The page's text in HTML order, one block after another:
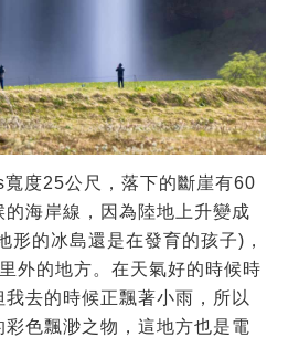
度25公尺，落下的斷崖有60
海岸線，因為陸地上升變成
形的冰島還是在發育的孩子)，
外的地方。在天氣好的時候時
去的時候正飄著小雨，所以
色飄渺之物，這地方也是電